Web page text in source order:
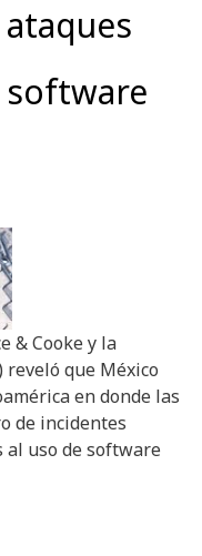
& Cooke y la
reveló que México
en donde las
de incidentes
uso de software